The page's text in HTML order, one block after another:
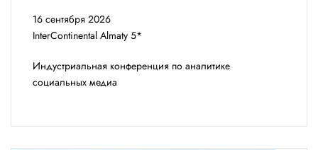
16 сентября 2026
InterContinental Almaty 5*
Индустриальная конференция по аналитике
социальных медиа